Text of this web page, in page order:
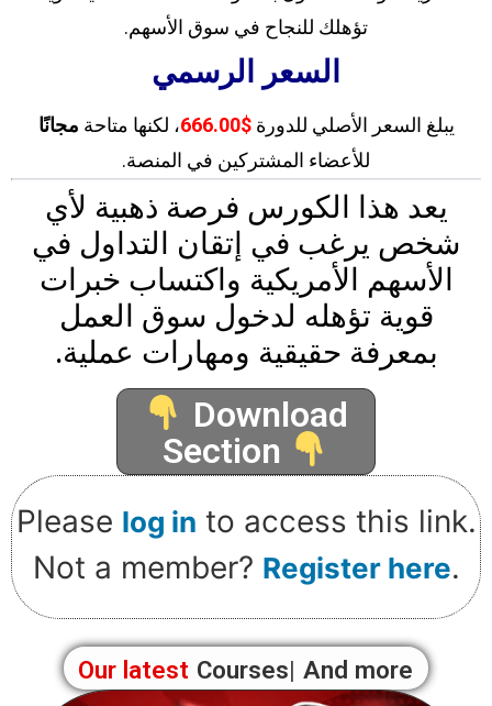
تؤهلك للنجاح في سوق الأسهم.
السعر الرسمي
يبلغ السعر الأصلي للدورة$666.00 ، لكنها متاحة مجانًا
للأعضاء المشتركين في المنصة.
يعد هذا الكورس فرصة ذهبية لأي
شخص يرغب في إتقان التداول في
الأسهم الأمريكية واكتساب خبرات
قوية تؤهله لدخول سوق العمل
بمعرفة حقيقية ومهارات عملية.
Download
Section
Please log in to access this link.
Not a member? Register here.
Our latest Courses And more